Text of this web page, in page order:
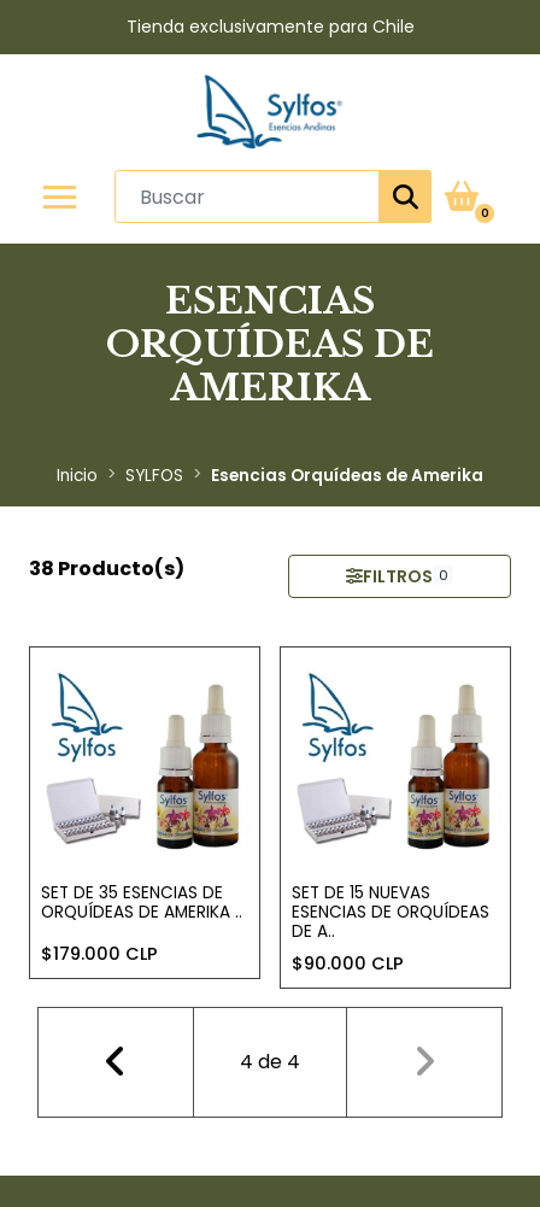
Tienda exclusivamente para Chile
0
ESENCIAS
ORQUÍDEAS DE
AMERIKA
Inicio SYLFOS Esencias Orquídeas de Amerika
38 Producto(s) FILTROS 0
SET DE 35 ESENCIAS DE
ORQUÍDEAS DE AMERIKA ..
$179.000 CLP
SET DE 15 NUEVAS
ESENCIAS DE ORQUÍDEAS
DE A..
$90.000 CLP
4 de 4